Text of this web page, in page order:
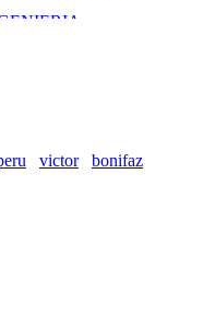
(Parte 10)
victor bonifaz